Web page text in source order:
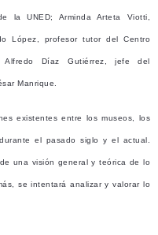
la UNED; Arminda Arteta Viotti,
López, profesor tutor del Centro
Díaz Gutiérrez, jefe del
Manrique.
existentes entre los museos, los
el pasado siglo y el actual.
una visión general y teórica de lo
se intentará analizar y valorar lo